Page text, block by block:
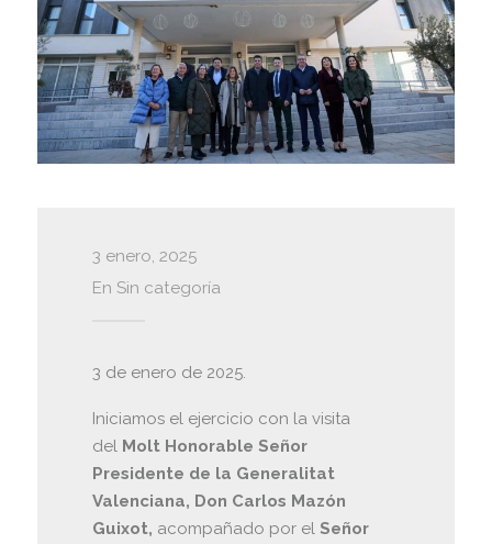
3 enero, 2025
En Sin categoría
3 de enero de 2025.
Iniciamos el ejercicio con la visita
del Molt Honorable Señor
Presidente de la Generalitat
Valenciana, Don Carlos Mazón
Guixot, acompañado por el Señor